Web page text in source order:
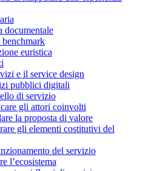
documentale
euristica
e il service design
pubblici digitali
di servizio
gli attori coinvolti
la proposta di valore
gli elementi costitutivi del
del servizio
l’ecosistema